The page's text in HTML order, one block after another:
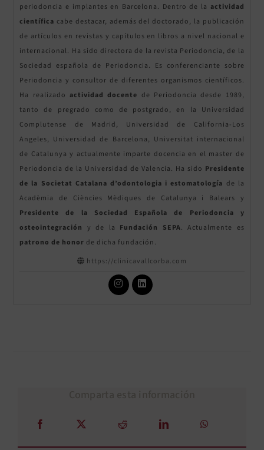
periodoncia e implantes en Barcelona. Dentro de la actividad
científica cabe destacar, además del doctorado, la publicación
de artículos en revistas y capítulos en libros a nivel nacional e
internacional. Ha sido directora de la revista Periodoncia, de la
Sociedad española de Periodoncia. Es conferenciante sobre
Periodoncia y consultor de diferentes organismos científicos.
Ha realizado actividad docente de Periodoncia desde 1989,
tanto de pregrado como de postgrado, en la Universidad
Complutense de Madrid, Universidad de California-Los
Angeles, Universidad de Barcelona, Universitat internacional
de Catalunya y actualmente imparte docencia en el master de
Periodoncia de la Universidad de Valencia. Ha sido Presidente
de la Societat Catalana d’odontologia i estomatología de la
Acadèmia de Ciències Mèdiques de Catalunya i Balears y
Presidente de la Sociedad Española de Periodoncia y
osteointegración y de la Fundación SEPA. Actualmente es
patrono de honor de dicha fundación.
https://clinicavallcorba.com